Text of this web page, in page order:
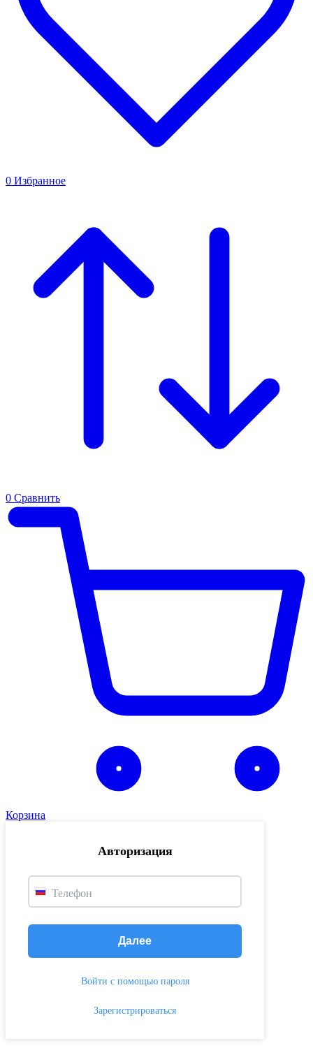
0 Избранное
0 Сравнить
Корзина
Авторизация
Телефон
Далее
Войти с помощью пароля
Зарегистрироваться